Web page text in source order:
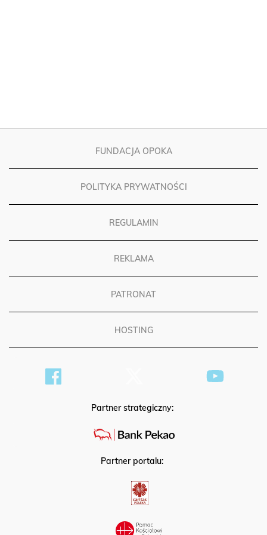
FUNDACJA OPOKA
POLITYKA PRYWATNOŚCI
REGULAMIN
REKLAMA
PATRONAT
HOSTING
Partner strategiczny:
Partner portalu: